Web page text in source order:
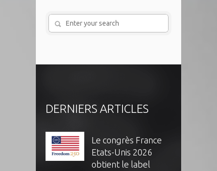
DERNIERS ARTICLES
Le congrès France
Etats-Unis 2026
obtient le label